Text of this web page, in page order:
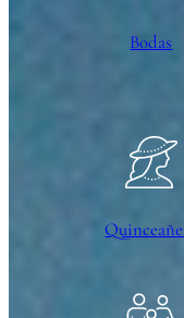
Bodas